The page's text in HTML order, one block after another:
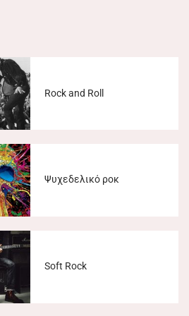
Rock and Roll
Ψυχεδελικό ροκ
Soft Rock